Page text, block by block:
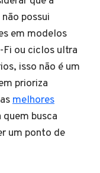
possui
em modelos
ou ciclos ultra
isso não é um
prioriza
melhores
quem busca
um ponto de